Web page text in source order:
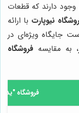
وجود دارند که قطعات
نیوپارت با ارائه
جایگاه ویژه‌ای در
به مقایسه فروشگاه
فروشگاه